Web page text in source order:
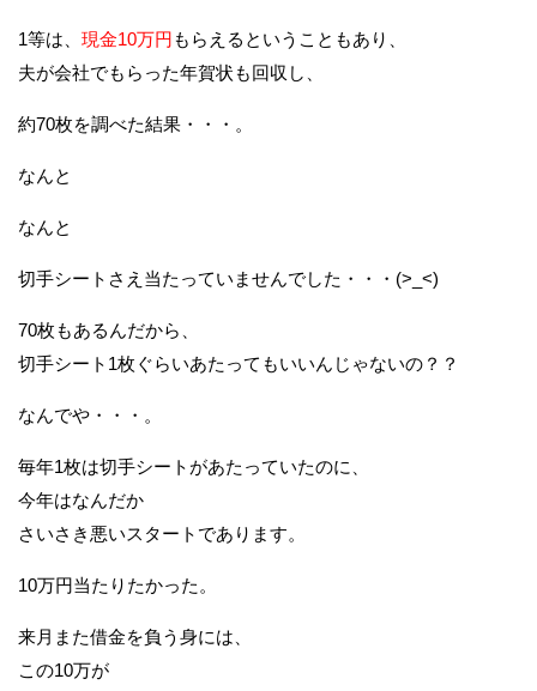
1等は、 現金10万円もらえるということもあり、
夫が会社でもらった年賀状も回収し、
約70枚を調べた結果・・・。
なんと
なんと
切手シートさえ当たっていませんでした・・・(>_<)
70枚もあるんだから、
切手シート1枚ぐらいあたってもいいんじゃないの？？
なんでや・・・。
毎年1枚は切手シートがあたっていたのに、
今年はなんだか
さいさき悪いスタートであります。
10万円当たりたかった。
来月また借金を負う身には、
この10万が